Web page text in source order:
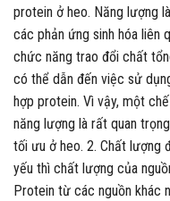
protein ở heo. Năng lượng
các phản ứng sinh hóa liên
chức năng trao đổi chất
có thể dẫn đến việc sử
hợp protein. Vì vậy, một
năng lượng là rất quan
tối ưu ở heo. 2. Chất lượng
yếu thì chất lượng của
Protein từ các nguồn khác